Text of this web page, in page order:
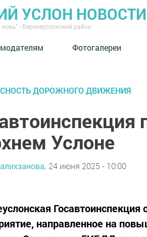
УСЛОН НОВОСТИ
- Верхнеуслонский район
Фотогалереи
ДОРОЖНОГО ДВИЖЕНИЯ
Услоне
24 июня 2025 - 10:00
направленное на